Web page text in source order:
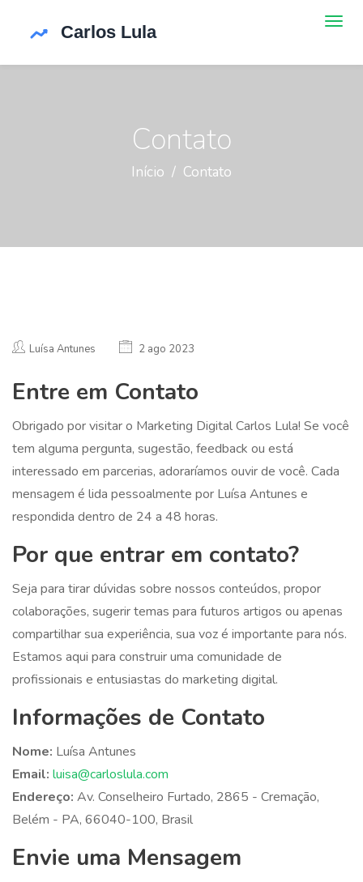
Contato
Início Contato
Luísa Antunes 2 ago 2023
Entre em Contato
Obrigado por visitar o Marketing Digital Carlos Lula! Se você
tem alguma pergunta, sugestão, feedback ou está
interessado em parcerias, adoraríamos ouvir de você. Cada
mensagem é lida pessoalmente por Luísa Antunes e
respondida dentro de 24 a 48 horas.
Por que entrar em contato?
Seja para tirar dúvidas sobre nossos conteúdos, propor
colaborações, sugerir temas para futuros artigos ou apenas
compartilhar sua experiência, sua voz é importante para nós.
Estamos aqui para construir uma comunidade de
profissionais e entusiastas do marketing digital.
Informações de Contato
Nome: Luísa Antunes
Email: luisa@carloslula.com
Endereço: Av. Conselheiro Furtado, 2865 - Cremação,
Belém - PA, 66040-100, Brasil
Envie uma Mensagem